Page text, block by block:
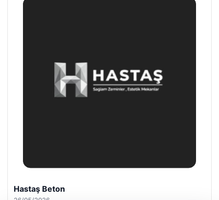
Bulkoon Toptan Ayakkabı